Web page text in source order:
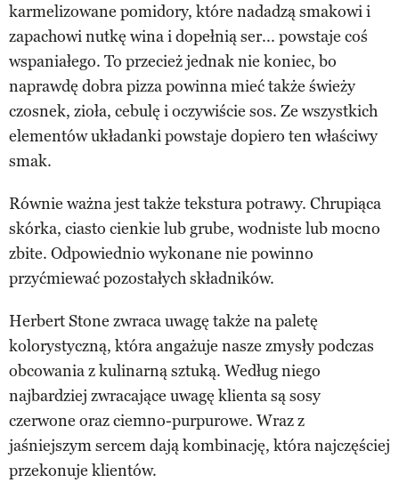
karmelizowane pomidory, które nadadzą smakowi i
zapachowi nutkę wina i dopełnią ser... powstaje coś
wspaniałego. To przecież jednak nie koniec, bo
naprawdę dobra pizza powinna mieć także świeży
czosnek, zioła, cebulę i oczywiście sos. Ze wszystkich
elementów układanki powstaje dopiero ten właściwy
smak.
Równie ważna jest także tekstura potrawy. Chrupiąca
skórka, ciasto cienkie lub grube, wodniste lub mocno
zbite. Odpowiednio wykonane nie powinno
przyćmiewać pozostałych składników.
Herbert Stone zwraca uwagę także na paletę
kolorystyczną, która angażuje nasze zmysły podczas
obcowania z kulinarną sztuką. Według niego
najbardziej zwracające uwagę klienta są sosy
czerwone oraz ciemno-purpurowe. Wraz z
jaśniejszym sercem dają kombinację, która najczęściej
przekonuje klientów.